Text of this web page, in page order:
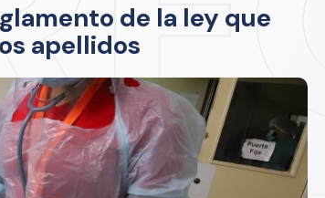
de la ley que
apellidos